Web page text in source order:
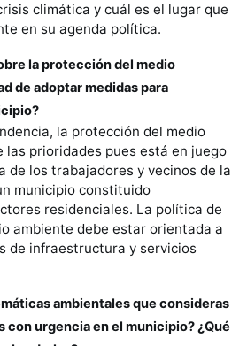
climática y cuál es el lugar que
en su agenda política.
la protección del medio
de adoptar medidas para
la protección del medio
las prioridades pues está en juego
de los trabajadores y vecinos de la
municipio constituido
residenciales. La política de
ambiente debe estar orientada a
de infraestructura y servicios
ambientales que consideras
con urgencia en el municipio? ¿Qué